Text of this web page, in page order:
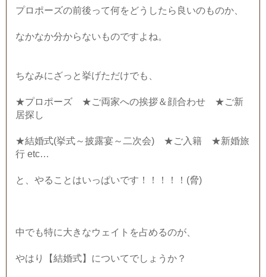
プロポーズの前後って何をどうしたら良いのものか、
なかなか分からないものですよね。
ちなみにざっと挙げただけでも、
★プロポーズ ★ご両家への挨拶＆顔合わせ ★ご新
居探し
★結婚式(挙式～披露宴～二次会) ★ご入籍 ★新婚旅
行 etc…
と、やることはいっぱいです！！！！！(脅)
中でも特に大きなウェイトを占めるのが、
やはり【結婚式】についてでしょうか？